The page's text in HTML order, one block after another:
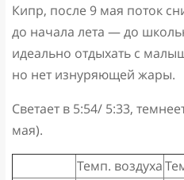
Кипр, после 9 мая поток
до начала лета — до
идеально отдыхать с
но нет изнуряющей жары.
Светает в 5:54/ 5:33,
мая).
Темп. воздуха